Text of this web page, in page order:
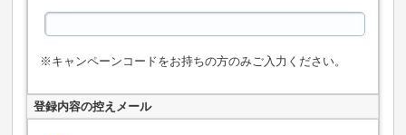
※キャンペーンコードをお持ちの方のみご入力ください。
登録内容の控えメール